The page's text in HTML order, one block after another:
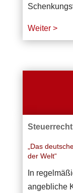
Weiter >
Steuerrecht
„Das
der Welt“
In
angebliche